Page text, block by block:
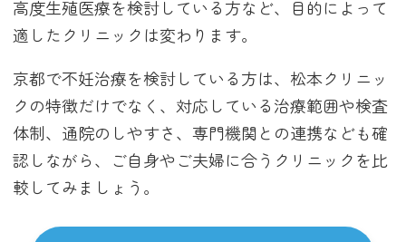
高度生殖医療を検討している方など、目的によって
適したクリニックは変わります。
京都で不妊治療を検討している方は、松本クリニッ
クの特徴だけでなく、対応している治療範囲や検査
体制、通院のしやすさ、専門機関との連携なども確
認しながら、ご自身やご夫婦に合うクリニックを比
較してみましょう。